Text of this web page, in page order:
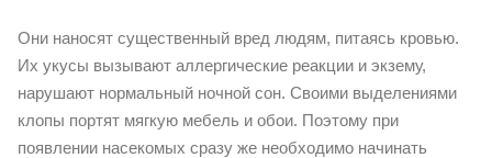
Они наносят существенный вред людям, питаясь кровью.
Их укусы вызывают аллергические реакции и экзему,
нарушают нормальный ночной сон. Своими выделениями
клопы портят мягкую мебель и обои. Поэтому при
появлении насекомых сразу же необходимо начинать